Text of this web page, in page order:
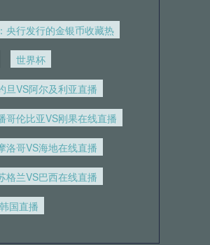
半决赛 现代制铁
全场录像
赛 热刺vs曼联 全
人vs大连英博 全
央行发行的金银币收藏热
世界杯
旦VS阿尔及利亚直播
哥伦比亚VS刚果在线直播
洛哥VS海地在线直播
格兰VS巴西在线直播
国直播